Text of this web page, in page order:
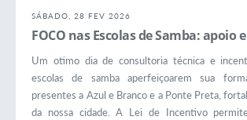
SÁBADO, 28 FEV 2026
FOCO nas Escolas de Samba: apoio
Um otimo dia de consultoria técnica e
escolas de samba aperfeiçoarem sua
presentes a Azul e Branco e a Ponte Preta,
da nossa cidade. A Lei de Incentivo